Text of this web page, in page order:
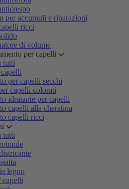
per accumuli e riparazioni
ricci
di volume
per capelli
tutti
per capelli secchi
capelli colorati
idratante per capelli
capelli alla cheratina
capelli ricci
tutti
legno
capelli